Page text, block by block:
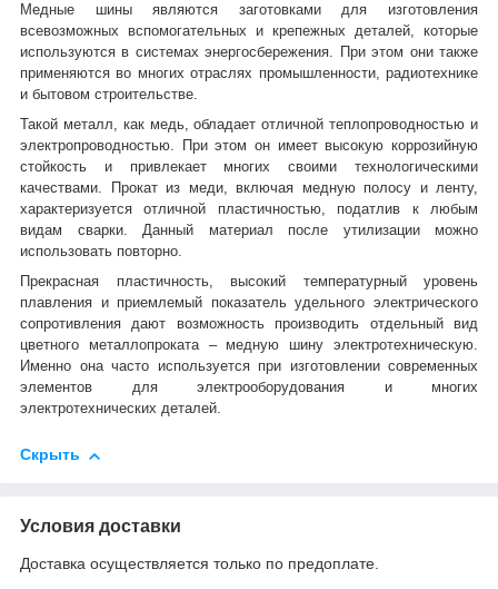
Медные шины являются заготовками для изготовления
всевозможных вспомогательных и крепежных деталей, которые
используются в системах энергосбережения. При этом они также
применяются во многих отраслях промышленности, радиотехнике
и бытовом строительстве.
Такой металл, как медь, обладает отличной теплопроводностью и
электропроводностью. При этом он имеет высокую коррозийную
стойкость и привлекает многих своими технологическими
качествами. Прокат из меди, включая медную полосу и ленту,
характеризуется отличной пластичностью, податлив к любым
видам сварки. Данный материал после утилизации можно
использовать повторно.
Прекрасная пластичность, высокий температурный уровень
плавления и приемлемый показатель удельного электрического
сопротивления дают возможность производить отдельный вид
цветного металлопроката – медную шину электротехническую.
Именно она часто используется при изготовлении современных
элементов для электрооборудования и многих
электротехнических деталей.
Скрыть
Условия доставки
Доставка осуществляется только по предоплате.